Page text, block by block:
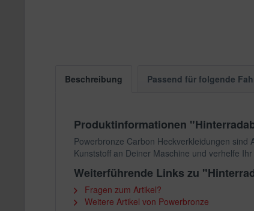
Beschreibung Passend für folgende
Produktinformationen
Powerbronze Carbon Heckverkleidungen
Kunststoff an Deiner Maschine und verhelfe
Weiterführende Links zu
Fragen zum Artikel?
Weitere Artikel von Powerbronze